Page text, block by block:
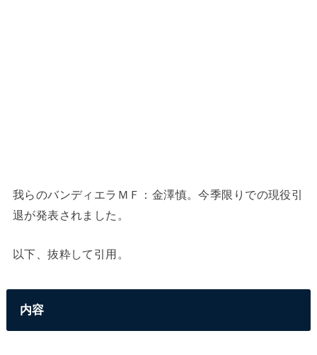
我らのバンディエラＭＦ：金澤慎。今季限りでの現役引
退が発表されました。
以下、抜粋して引用。
内容